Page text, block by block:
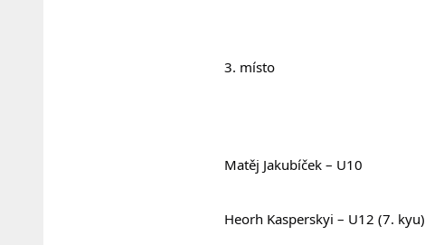
				3. místo
				Matěj Jakubíček – U10
				Heorh Kasperskyi – U12 (7. kyu)